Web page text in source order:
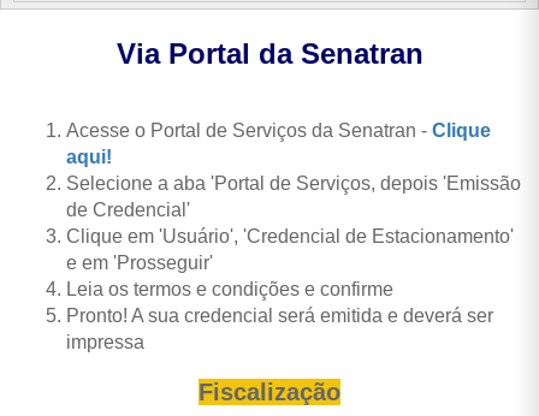
Via Portal da Senatran
Acesse o Portal de Serviços da Senatran - Clique
aqui!
Selecione a aba 'Portal de Serviços, depois 'Emissão
de Credencial'
Clique em 'Usuário', 'Credencial de Estacionamento'
e em 'Prosseguir'
Leia os termos e condições e confirme
Pronto! A sua credencial será emitida e deverá ser
impressa
Fiscalização